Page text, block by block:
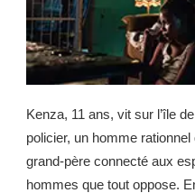
Kenza, 11 ans, vit sur l’île
policier, un homme
grand-père connecté aux
hommes que tout oppose.